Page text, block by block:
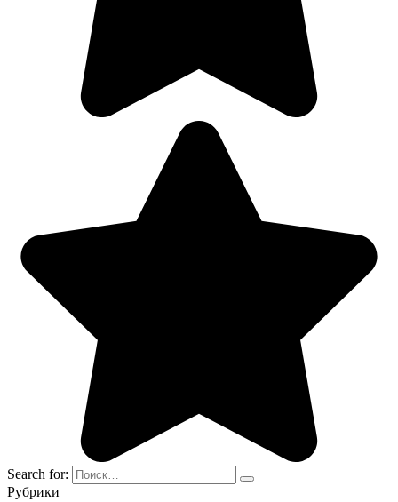
Search for:
Рубрики